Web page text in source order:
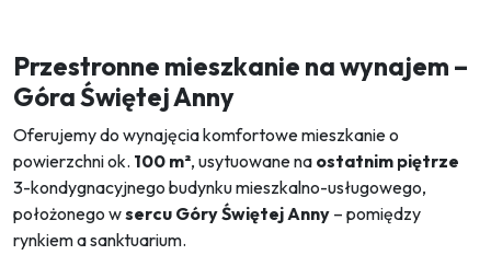
Przestronne mieszkanie na wynajem –
Góra Świętej Anny
Oferujemy do wynajęcia komfortowe mieszkanie o
powierzchni ok. 100 m², usytuowane na ostatnim piętrze
3-kondygnacyjnego budynku mieszkalno-usługowego,
położonego wsercu Góry Świętej Anny – pomiędzy
rynkiem a sanktuarium.